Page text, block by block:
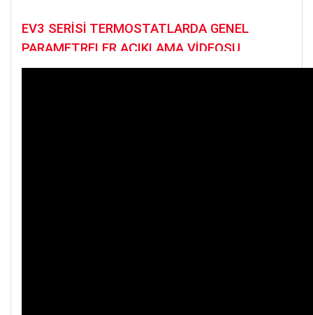
EV3 SERİSİ TERMOSTATLARDA GENEL
PARAMETRELER AÇIKLAMA VİDEOSU